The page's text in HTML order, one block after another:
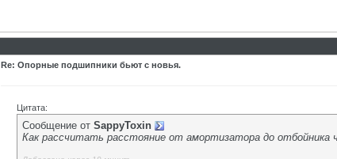
Re: Опорные подшипники бьют с новья.
Цитата:
Сообщение от SappyToxin
Как рассчитать расстояние от амортизатора до отбойника